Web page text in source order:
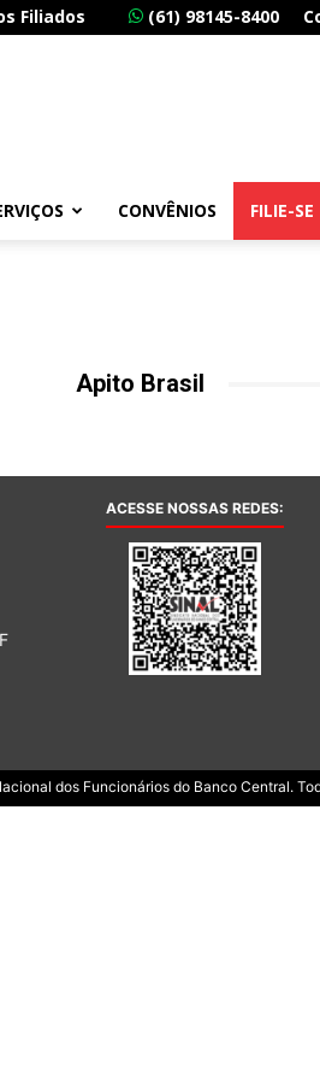
Filiados (61) 98145-8400
CONVÊNIOS FILIE-SE
Apito Brasil
ACESSE NOSSAS REDES:
dos Funcionários do Banco Central.